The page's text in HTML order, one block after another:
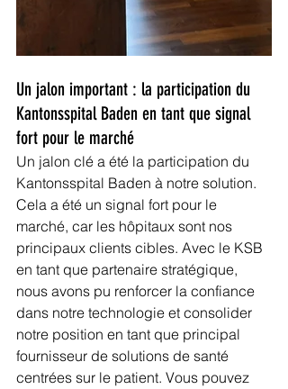
Un jalon important : la participation du
Kantonsspital Baden en tant que signal
fort pour le marché
Un jalon clé a été la participation du
Kantonsspital Baden à notre solution.
Cela a été un signal fort pour le
marché, car les hôpitaux sont nos
principaux clients cibles. Avec le KSB
en tant que partenaire stratégique,
nous avons pu renforcer la confiance
dans notre technologie et consolider
notre position en tant que principal
fournisseur de solutions de santé
centrées sur le patient. Vous pouvez